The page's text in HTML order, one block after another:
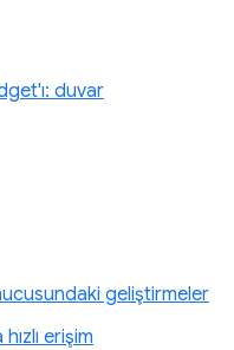
duvar
geliştirmeler
erişim